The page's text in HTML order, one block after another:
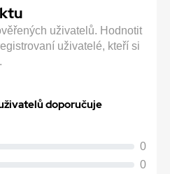
uživatelů. Hodnotit
uživatelé, kteří si
doporučuje
0
0